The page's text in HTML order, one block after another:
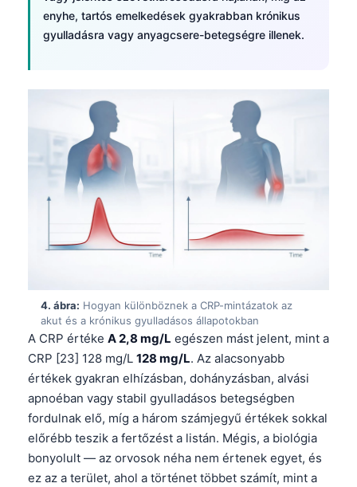
enyhe, tartós emelkedések gyakrabban krónikus
gyulladásra vagy anyagcsere-betegségre illenek.
4. ábra: Hogyan különböznek a CRP-mintázatok az
akut és a krónikus gyulladásos állapotokban
A CRP értéke A 2,8 mg/L egészen mást jelent, mint a
CRP [23] 128 mg/L 128 mg/L. Az alacsonyabb
értékek gyakran elhízásban, dohányzásban, alvási
apnoéban vagy stabil gyulladásos betegségben
fordulnak elő, míg a három számjegyű értékek sokkal
előrébb teszik a fertőzést a listán. Mégis, a biológia
bonyolult — az orvosok néha nem értenek egyet, és
ez az a terület, ahol a történet többet számít, mint a